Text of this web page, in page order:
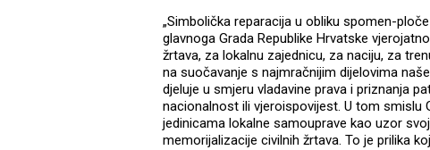
„Simbolička reparacija u obliku spomen-
glavnoga Grada Republike Hrvatske
žrtava, za lokalnu zajednicu, za naciju, za
na suočavanje s najmračnijim dijelovima
djeluje u smjeru vladavine prava i priznanja
nacionalnost ili vjeroispovijest. U tom smislu
jedinicama lokalne samouprave kao uzor
memorijalizacije civilnih žrtava. To je prilika